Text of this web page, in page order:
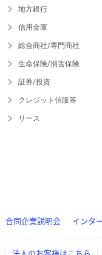
地方銀行
信用金庫
総合商社/専門商社
生命保険/損害保険
証券/投資
クレジット信販等
リース
合同企業説明会 インタ